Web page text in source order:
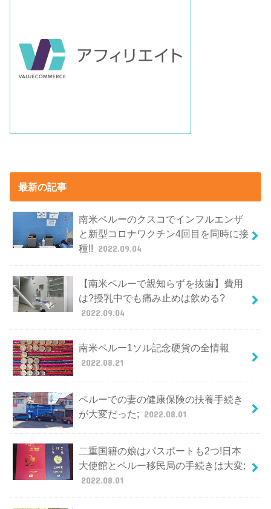
最新の記事
南米ペルーのクスコでインフルエンザ
と新型コロナワクチン4回目を同時に接
種!! 2022.09.04
【南米ペルーで親知らずを抜歯】費用
は?授乳中でも痛み止めは飲める?
2022.09.04
南米ペルー1ソル記念硬貨の全情報
2022.08.21
ペルーでの妻の健康保険の扶養手続き
が大変だった; 2022.08.01
二重国籍の娘はパスポートも2つ!日本
大使館とペルー移民局の手続きは大変;
2022.08.01